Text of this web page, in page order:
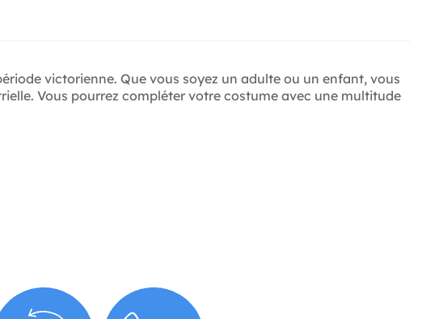
victorienne. Que vous soyez un adulte ou un enfant, vous
Vous pourrez compléter votre costume avec une multitude